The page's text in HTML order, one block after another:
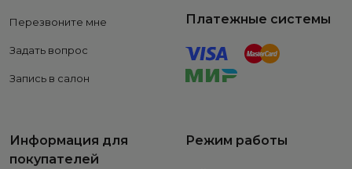
Перезвоните мне
Задать вопрос
Запись в салон
Платежные системы
Информация для
покупателей
Режим работы